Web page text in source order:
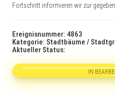
Fortschritt informieren wir zur
Ereignisnummer: 4863
Kategorie: Stadtbäume /
Aktueller Status:
IN